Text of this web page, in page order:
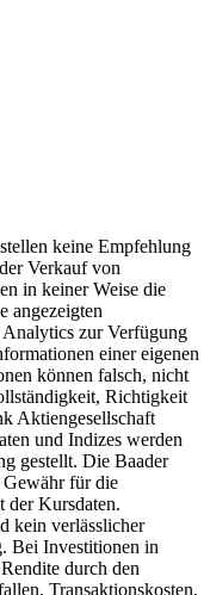
keine Empfehlung
Verkauf von
in keiner Weise die
angezeigten
zur Verfügung
einer eigenen
können falsch, nicht
Richtigkeit
Aktiengesellschaft
und Indizes werden
gestellt. Die Baader
für die
der Kursdaten.
kein verlässlicher
Bei Investitionen in
durch den
Transaktionskosten,